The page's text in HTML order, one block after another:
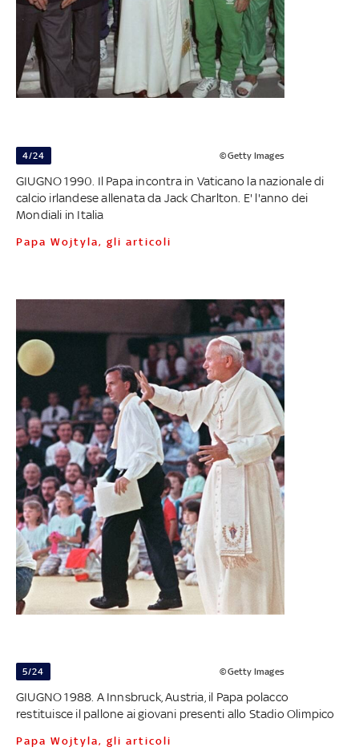
4/24 ©Getty Images
GIUGNO 1990. Il Papa incontra in Vaticano la nazionale di
calcio irlandese allenata da Jack Charlton. E' l'anno dei
Mondiali in Italia
Papa Wojtyla, gli articoli
5/24 ©Getty Images
GIUGNO 1988. A Innsbruck, Austria, il Papa polacco
restituisce il pallone ai giovani presenti allo Stadio Olimpico
Papa Wojtyla, gli articoli